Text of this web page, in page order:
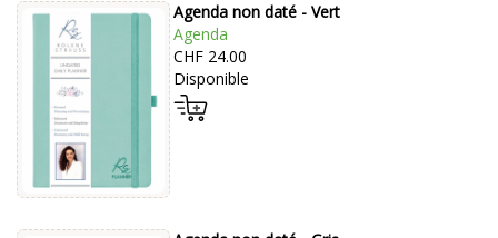
Agenda non daté - Vert
Agenda
CHF 24.00
Disponible